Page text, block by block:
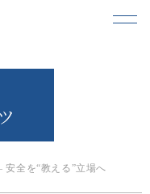
全を“教える”立場へ